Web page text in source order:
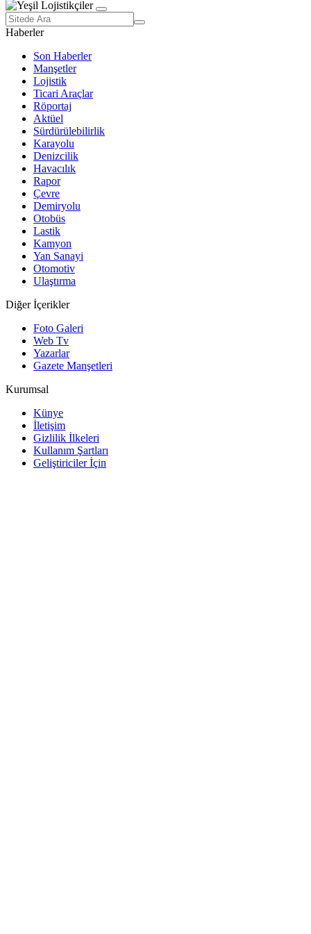
Haberler
Son Haberler
Manşetler
Lojistik
Ticari Araçlar
Röportaj
Aktüel
Sürdürülebilirlik
Karayolu
Denizcilik
Havacılık
Rapor
Çevre
Demiryolu
Otobüs
Lastik
Kamyon
Yan Sanayi
Otomotiv
Ulaştırma
Diğer İçerikler
Foto Galeri
Web Tv
Yazarlar
Gazete Manşetleri
Kurumsal
Künye
İletişim
Gizlilik İlkeleri
Kullanım Şartları
Geliştiriciler İçin